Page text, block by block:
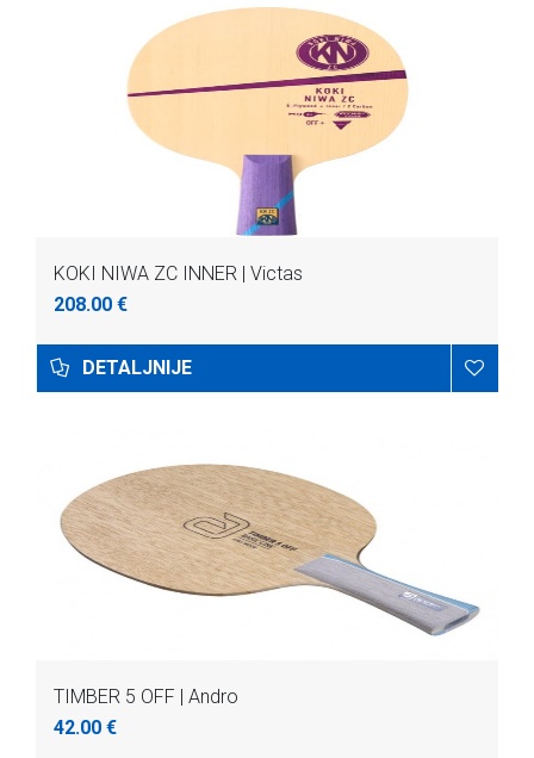
KOKI NIWA ZC INNER | Victas
208.00 €
DETALJNIJE
TIMBER 5 OFF | Andro
42.00 €